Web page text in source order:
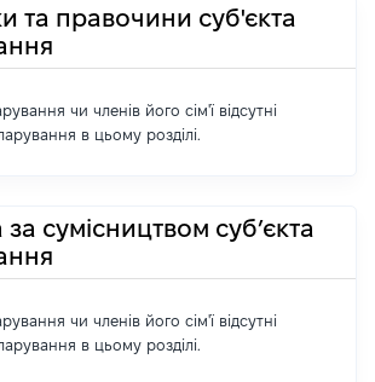
та правочини суб'єкта
чи членів його сім'ї відсутні
в цьому розділі.
за сумісництвом суб’єкта
чи членів його сім'ї відсутні
в цьому розділі.